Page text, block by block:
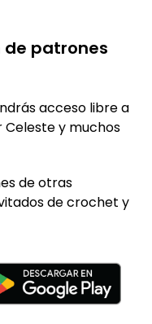
color Dalia y también
hasta el tobillo:
de patrones
acceso libre a
y muchos
de otras
de crochet y